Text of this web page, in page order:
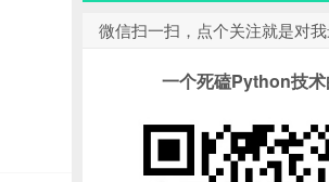
微信扫一扫，点个关注就是对我
一个死磕Python技